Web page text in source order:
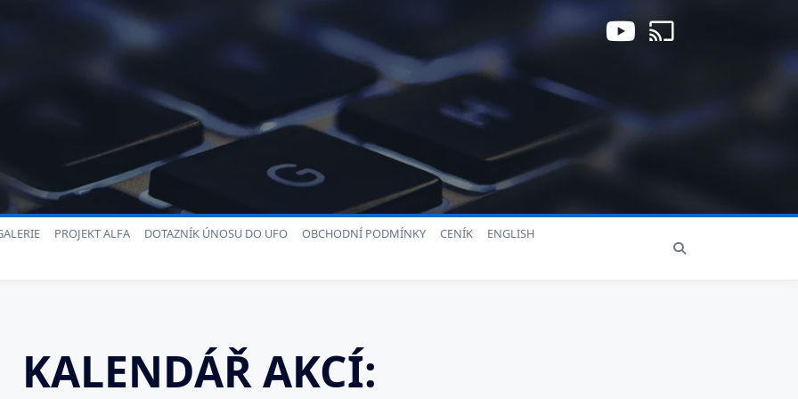
PROJEKT ALFA DOTAZNÍK ÚNOSU DO UFO OBCHODNÍ PODMÍNKY CENÍK
ENGLISH
KALENDÁŘ AKCÍ: